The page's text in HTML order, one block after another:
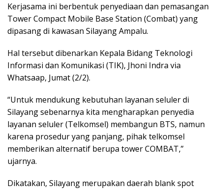
Kerjasama ini berbentuk penyediaan dan pemasangan
Tower Compact Mobile Base Station (Combat) yang
dipasang di kawasan Silayang Ampalu.
Hal tersebut dibenarkan Kepala Bidang Teknologi
Informasi dan Komunikasi (TIK), Jhoni Indra via
Whatsaap, Jumat (2/2).
“Untuk mendukung kebutuhan layanan seluler di
Silayang sebenarnya kita mengharapkan penyedia
layanan seluler (Telkomsel) membangun BTS, namun
karena prosedur yang panjang, pihak telkomsel
memberikan alternatif berupa tower COMBAT,”
ujarnya.
Dikatakan, Silayang merupakan daerah blank spot